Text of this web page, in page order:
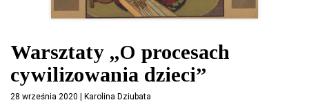
Warsztaty „O procesach
cywilizowania dzieci”
28 września 2020 | Karolina Dziubata